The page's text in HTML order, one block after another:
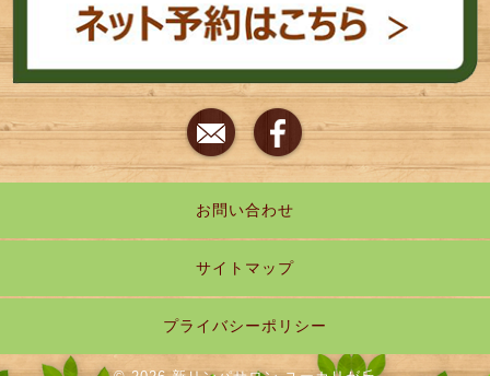
お問い合わせ
サイトマップ
プライバシーポリシー